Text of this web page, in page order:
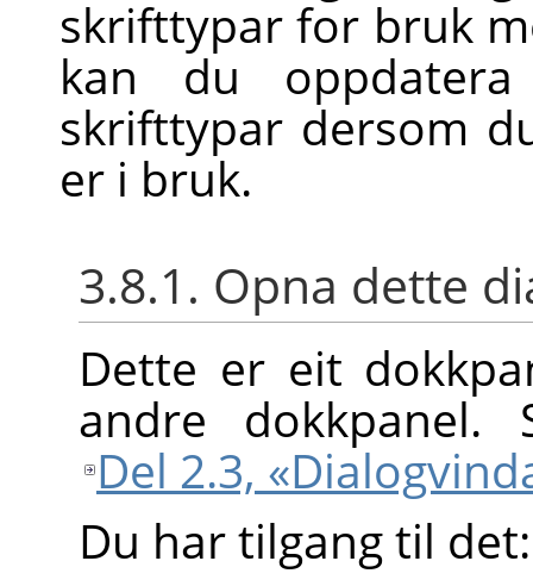
skrifttypar for bruk
kan du
skrifttypar dersom
er i bruk.
3.8.1. Opna dette
Dette er eit
andre
Del 2.3,
Du har tilgang til det: